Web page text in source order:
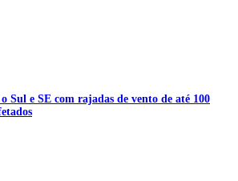
Sul e SE com rajadas de vento de até 100